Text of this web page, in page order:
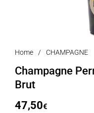
Home / CHAMPAGNE
Champagne
Brut
47,50€